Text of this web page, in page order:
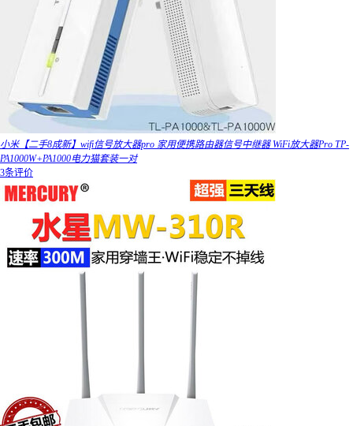
小米【二手8成新】wifi信号放大器pro 家用便携路由器信号中继器 WiFi放大器Pro TP-
PA1000W+PA1000电力猫套装一对
3条评价